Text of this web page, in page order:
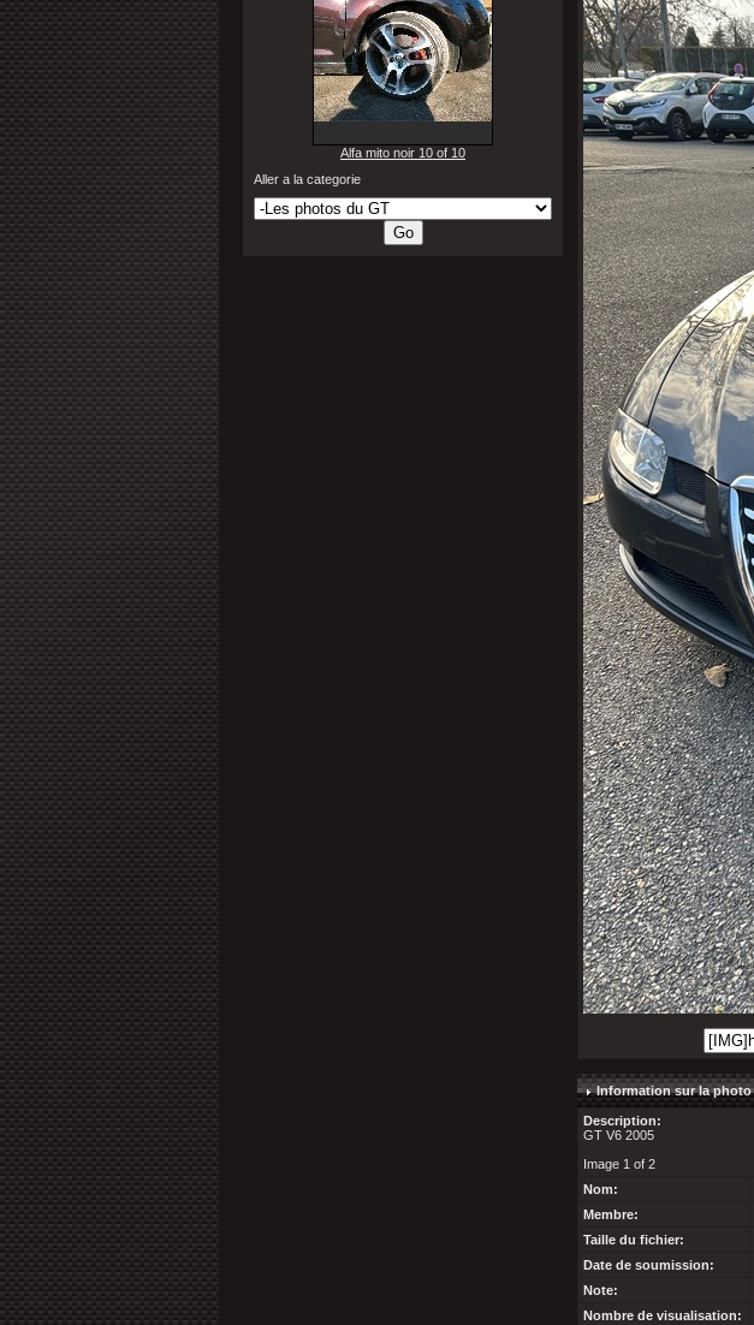
Alfa mito noir 10 of 10
Aller a la categorie
Information sur la photo
Description:
GT V6 2005
Image 1 of 2
Nom:
Membre:
Taille du fichier:
Date de soumission:
Note:
Nombre de visualisation: